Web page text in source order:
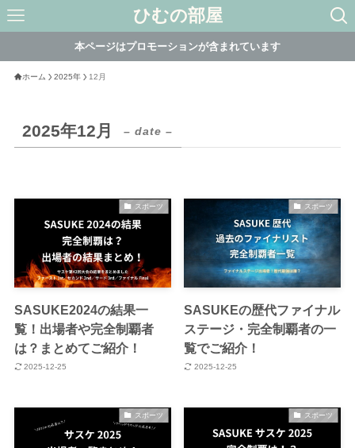
ひむの部屋
本ページはプロモーションが含まれています
ホーム 2025年 12月
2025年12月 – date –
スポーツ
SASUKE2024の結果一
覧！出場者や完全制覇者
は？まとめてご紹介！
2025-12-25
スポーツ
SASUKEの歴代ファイナル
ステージ・完全制覇者の一
覧でご紹介！
2025-12-25
スポーツ スポーツ